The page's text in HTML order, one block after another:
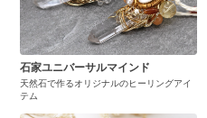
石家ユニバーサルマインド
天然石で作るオリジナルのヒーリングアイ
テム